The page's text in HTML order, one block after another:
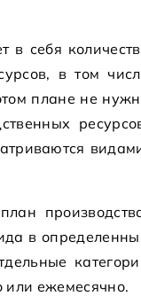
в себя
в том
плане не
в
или ежемесячно.